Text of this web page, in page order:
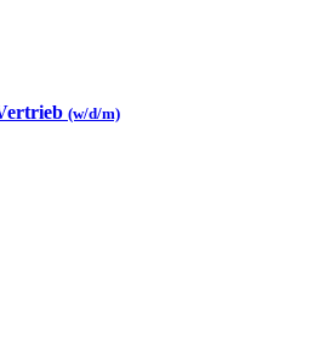
(w/d/m)